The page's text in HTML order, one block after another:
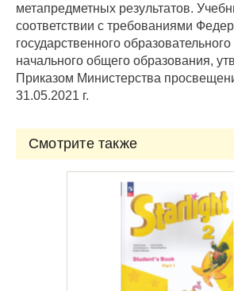
метапредметных результатов.
соответствии с требованиями
государственного
начального общего образования,
Приказом Министерства
31.05.2021 г.
Смотрите также